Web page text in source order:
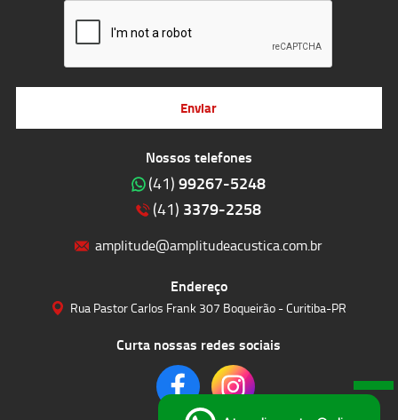
Nossos telefones
(41) 99267-5248
(41) 3379-2258
amplitude@amplitudeacustica.com.br
Endereço
Rua Pastor Carlos Frank 307 Boqueirão - Curitiba-PR
Curta nossas redes sociais
Enviar